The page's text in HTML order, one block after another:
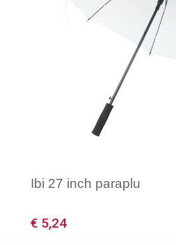
Ibi 27 inch paraplu
€ 5,24